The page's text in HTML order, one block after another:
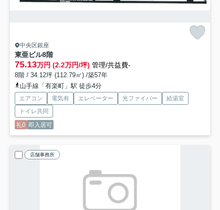
中央区銀座
東亜ビル8階
75.13万円 (2.2万円/坪) 管理/共益費-
8階 / 34.12坪 (112.79㎡) /築57年
山手線「有楽町」駅 徒歩4分
エアコン 電気有 エレベーター 光ファイバー
給湯室
トイレ共同
礼0 即入居可
店舗事務所